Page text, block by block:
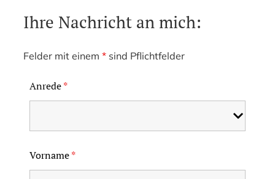
Ihre Nachricht an mich:
Felder mit einem * sind Pflichtfelder
Anrede*
Vorname*